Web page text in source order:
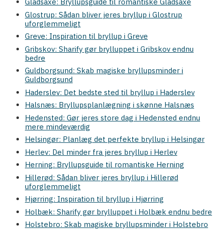
Glostrup: Sådan bliver jeres bryllup i Glostrup
uforglemmeligt
Greve: Inspiration til bryllup i Greve
Gribskov: Sharify gør brylluppet i Gribskov endnu
bedre
Guldborgsund: Skab magiske bryllupsminder i
Guldborgsund
Haderslev: Det bedste sted til bryllup i Haderslev
Halsnæs: Bryllupsplanlægning i skønne Halsnæs
Hedensted: Gør jeres store dag i Hedensted endnu
mere mindeværdig
Helsingør: Planlæg det perfekte bryllup i Helsingør
Herlev: Del minder fra jeres bryllup i Herlev
Herning: Bryllupsguide til romantiske Herning
Hillerød: Sådan bliver jeres bryllup i Hillerød
uforglemmeligt
Hjørring: Inspiration til bryllup i Hjørring
Holbæk: Sharify gør brylluppet i Holbæk endnu bedre
Holstebro: Skab magiske bryllupsminder i Holstebro